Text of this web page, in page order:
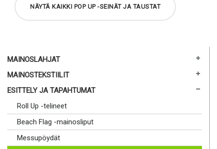
NÄYTÄ KAIKKI POP UP -SEINÄT JA TAUSTAT
MAINOSLAHJAT
MAINOSTEKSTIILIT
ESITTELY JA TAPAHTUMAT
Roll Up -telineet
Beach Flag -mainosliput
Messupöydät